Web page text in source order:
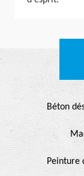
Béton
Peinture